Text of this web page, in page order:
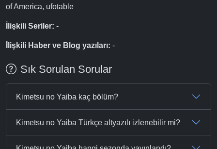
of America, ufotable
İlişkili Seriler: -
İlişkili Haber ve Blog yazıları: -
Sık Sorulan Sorular
Kimetsu no Yaiba kaç bölüm?
Kimetsu no Yaiba Türkçe altyazılı izlenebilir mi?